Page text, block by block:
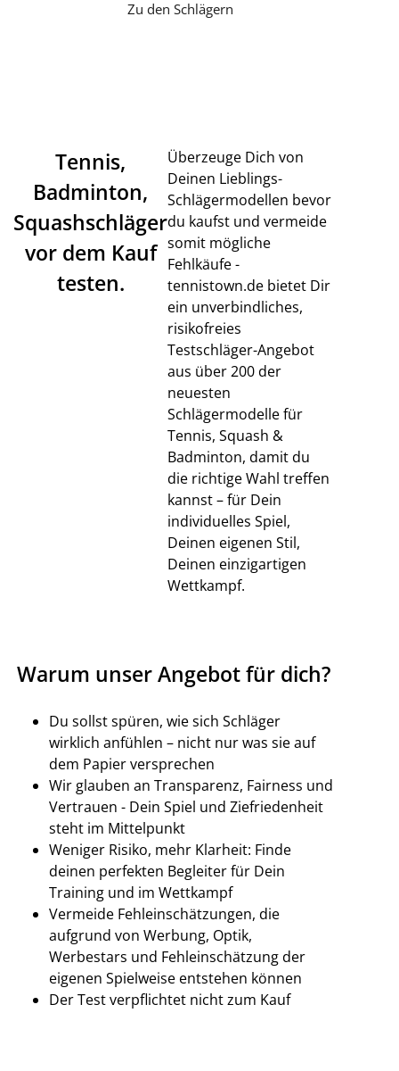
Zu den Schlägern
Tennis,
Badminton,
Squashschläger
vor dem Kauf
testen.
Überzeuge Dich von
Deinen Lieblings-
Schlägermodellen bevor
du kaufst und vermeide
somit mögliche
Fehlkäufe -
tennistown.de bietet Dir
ein unverbindliches,
risikofreies
Testschläger-Angebot
aus über 200 der
neuesten
Schlägermodelle für
Tennis, Squash &
Badminton, damit du
die richtige Wahl treffen
kannst – für Dein
individuelles Spiel,
Deinen eigenen Stil,
Deinen einzigartigen
Wettkampf.
Warum unser Angebot für dich?
Du sollst spüren, wie sich Schläger
wirklich anfühlen – nicht nur was sie auf
dem Papier versprechen
Wir glauben an Transparenz, Fairness und
Vertrauen - Dein Spiel und Ziefriedenheit
steht im Mittelpunkt
Weniger Risiko, mehr Klarheit: Finde
deinen perfekten Begleiter für Dein
Training und im Wettkampf
Vermeide Fehleinschätzungen, die
aufgrund von Werbung, Optik,
Werbestars und Fehleinschätzung der
eigenen Spielweise entstehen können
Der Test verpflichtet nicht zum Kauf